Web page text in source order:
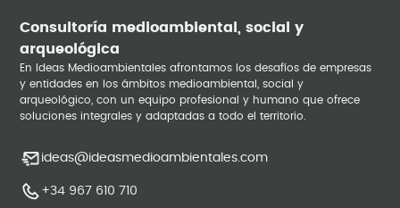
Consultoría medioambiental, social y
arqueológica
En Ideas Medioambientales afrontamos los desafíos de empresas
y entidades en los ámbitos medioambiental, social y
arqueológico, con un equipo profesional y humano que ofrece
soluciones integrales y adaptadas a todo el territorio.
ideas@ideasmedioambientales.com
+34 967 610 710